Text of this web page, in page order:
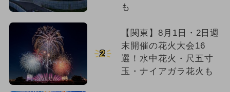
も
2
【関東】8月1日・2日週
末開催の花火大会16
選！水中花火・尺五寸
玉・ナイアガラ花火も